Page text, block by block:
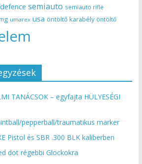
semiauto semiauto rifle
umarex usa öntöltő karabély öntöltő
TANÁCSOK – egyfajta HÜLYESÉGI
pepperball/traumatikus marker
Pistol és SBR .300 BLK kaliberben
dot régebbi Glockokra